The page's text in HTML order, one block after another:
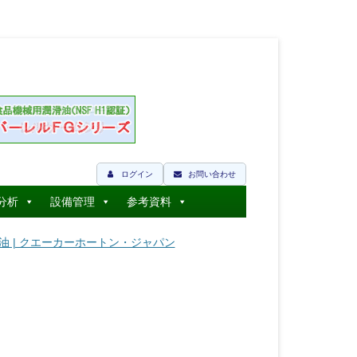
お問い合わせ
ログイン
析 設備管理 参考資料
| クエーカーホートン・ジャパン